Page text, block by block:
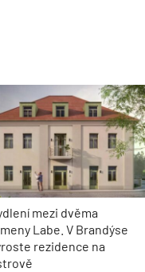
mezi dvěma
Labe. V Brandýse
rezidence na